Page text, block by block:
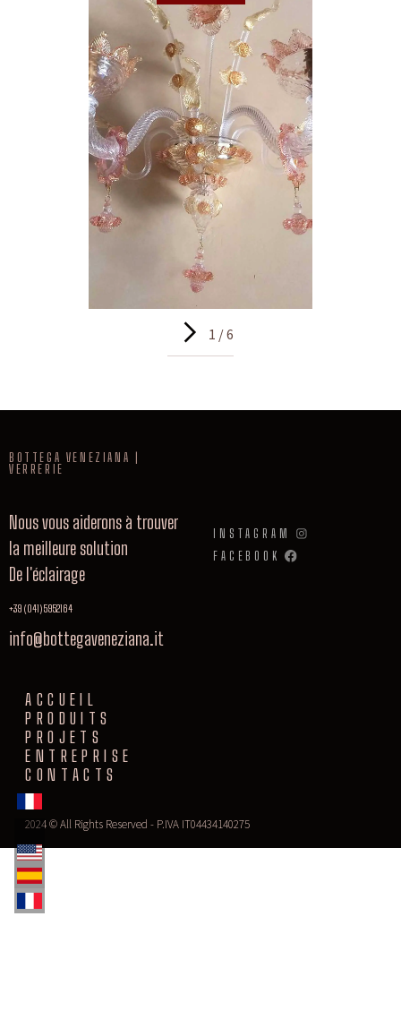
1 / 6
BOTTEGA VENEZIANA |
VERRERIE
Nous vous aiderons à trouver
la meilleure solution
De l'éclairage
+39 (041) 5952164
info@bottegaveneziana.it
INSTAGRAM
FACEBOOK
ACCUEIL
PRODUITS
PROJETS
ENTREPRISE
CONTACTS
2024 © All Rights Reserved - P.IVA IT04434140275